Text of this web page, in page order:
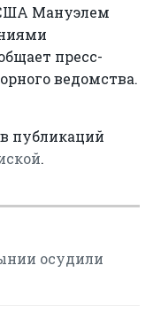
Мануэлем
пресс-
ведомства.
публикаций
.
осудили